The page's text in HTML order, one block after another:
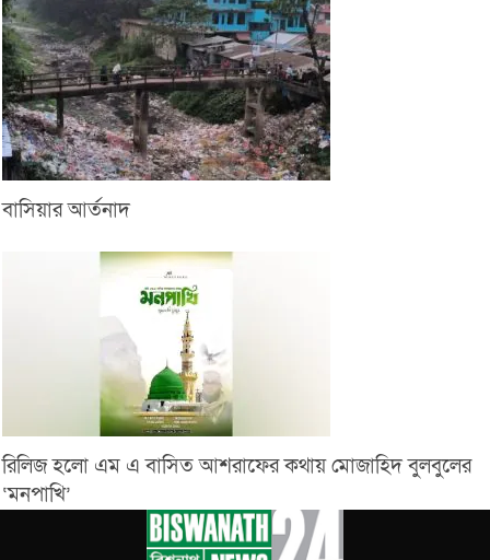
বাসিয়ার আর্তনাদ
রিলিজ হলো এম এ বাসিত আশরাফের কথায় মোজাহিদ বুলবুলের
‘মনপাখি’